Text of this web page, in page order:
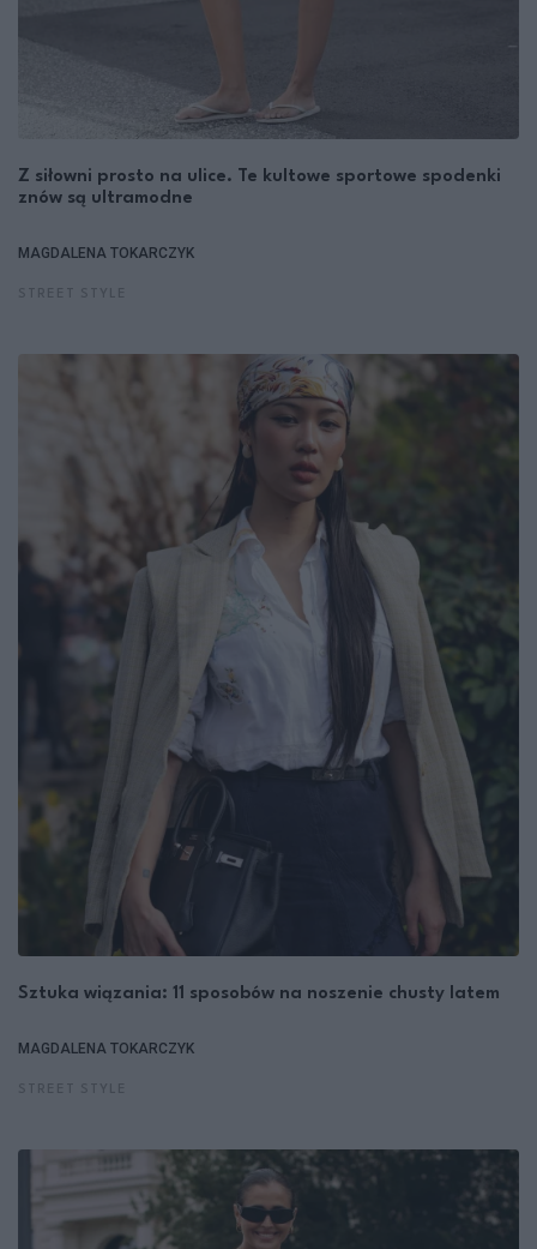
Z siłowni prosto na ulice. Te kultowe sportowe spodenki
znów są ultramodne
MAGDALENA TOKARCZYK
Sztuka wiązania: 11 sposobów na noszenie chusty latem
MAGDALENA TOKARCZYK